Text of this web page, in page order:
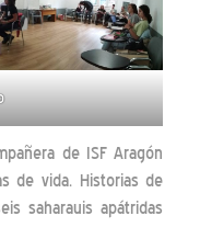
de ISF Aragón
de vida. Historias de
saharauis apátridas